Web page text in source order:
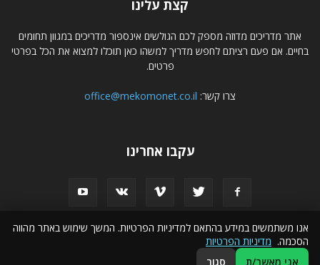
קצת עלינו
אתר מדריכים מדוזה מספק לכם הגולשים אינספור מדריכים במגוון תחומים
בחיים. אם פעם רציתם לחפש מדריך למשהו כאן תוכלו למצוא את הכל בפרטי
פרטים.
צרו קשר: office@mekomonet.co.il
עקבו אחרינו
פרסמו אצלנו הצהרת נגישות
אנו משתמשים במידע בהתאם למדיניות הפרטיות. המשך שימוש באתר מהווה
הסכמה. מדיניות הפרטיות
אני מאשר/ת
סגור